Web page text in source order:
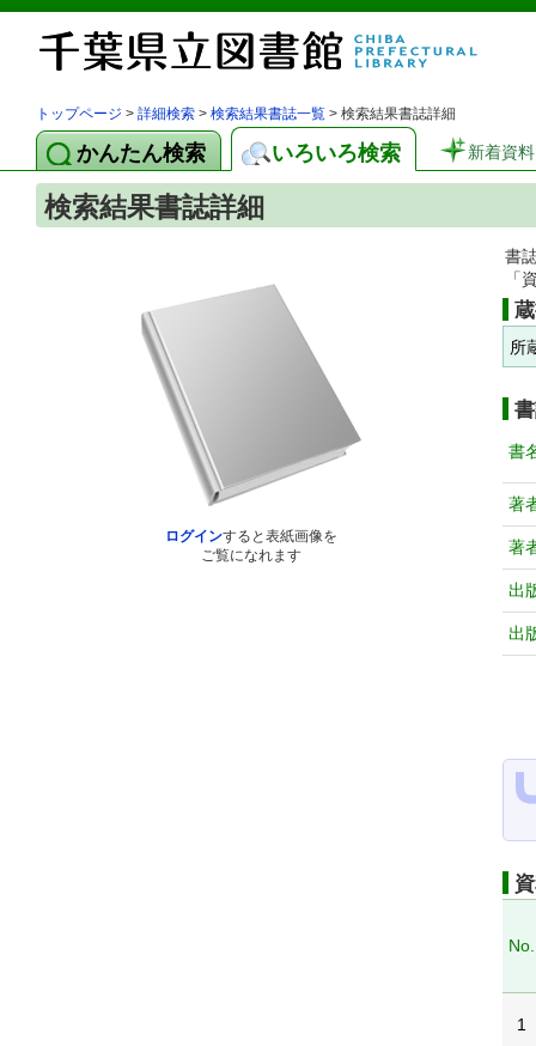
トップページ > 詳細検索 > 検索結果書誌一覧 > 検索結果書誌詳細
かんたん検索 いろいろ検索 新着資料
検索結果書誌詳細
ログインすると表紙画像を
ご覧になれます
書
「
所
書
著
著
出
出
No.
1